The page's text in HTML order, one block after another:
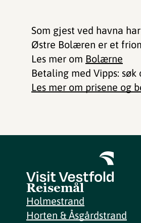
Som gjest ved havna
Østre Bolæren er et
Les mer om Bolærne
Betaling med Vipps:
Les mer om prisene og
Reisemål
Holmestrand
Horten & Åsgårdstrand